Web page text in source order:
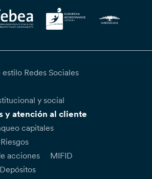
estilo Redes Sociales
y social
y atención al cliente
capitales
acciones
MIFID